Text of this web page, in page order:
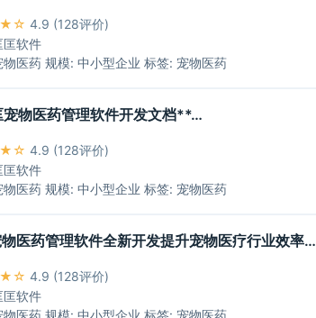
4.9 (128评价)
匡软件
物医药 规模: 中小型企业 标签: 宠物医药
物医药管理软件开发文档**…
4.9 (128评价)
匡软件
物医药 规模: 中小型企业 标签: 宠物医药
医药管理软件全新开发提升宠物医疗行业效率…
4.9 (128评价)
匡软件
物医药 规模: 中小型企业 标签: 宠物医药